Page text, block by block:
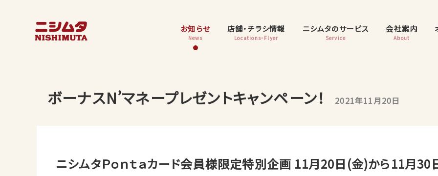
お知らせ
News
店舗・チラシ情報
Locations・Flyer
ニシムタのサービス
Service
会社案内
About
ボーナスN’マネープレゼントキャンペーン！ 2021年11月20日
ニシムタＰｏｎｔａカード会員様限定特別企画 11月20日(金)から11月